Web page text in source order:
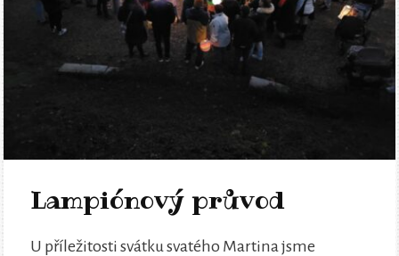
Lampiónový průvod
U příležitosti svátku svatého Martina jsme